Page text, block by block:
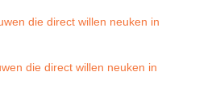
die direct willen neuken in
die direct willen neuken in